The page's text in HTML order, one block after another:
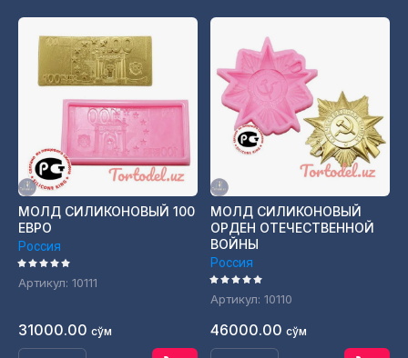
МОЛД СИЛИКОНОВЫЙ 100
ЕВРО
Россия
Артикул: 10111
31000.00 сўм
МОЛД СИЛИКОНОВЫЙ
ОРДЕН ОТЕЧЕСТВЕННОЙ
ВОЙНЫ
Россия
Артикул: 10110
46000.00 сўм